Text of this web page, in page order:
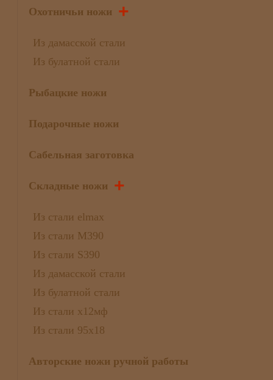
Охотничьи ножи +
Из дамасской стали
Из булатной стали
Рыбацкие ножи
Подарочные ножи
Сабельная заготовка
Складные ножи +
Из стали elmax
Из стали М390
Из стали S390
Из дамасской стали
Из булатной стали
Из стали х12мф
Из стали 95х18
Авторские ножи ручной работы